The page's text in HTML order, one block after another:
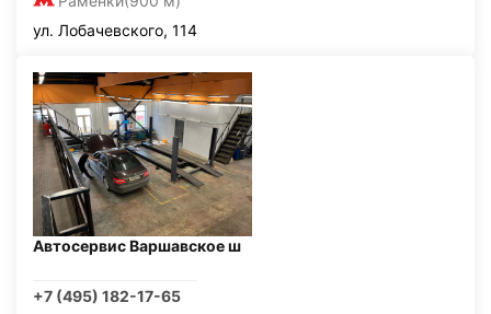
ул. Лобачевского, 114
Автосервис Варшавское ш
+7 (495) 182-17-65